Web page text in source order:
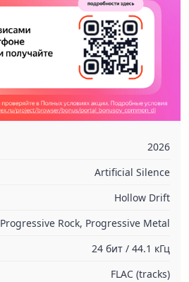
2026
Artificial Silence
Hollow Drift
Progressive Rock, Progressive Metal
24 бит / 44.1 кГц
FLAC (tracks)